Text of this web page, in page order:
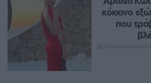
κόκκινο
που